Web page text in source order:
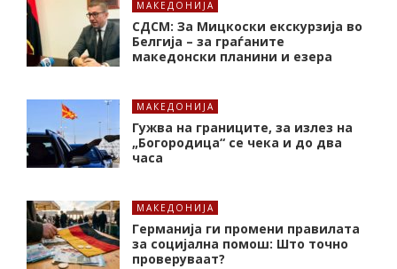
МАКЕДОНИЈА
СДСМ: За Мицкоски екскурзија во
Белгија – за граѓаните
македонски планини и езера
МАКЕДОНИЈА
Гужва на границите, за излез на
„Богородица“ се чека и до два
часа
МАКЕДОНИЈА
Германија ги промени правилата
за социјална помош: Што точно
проверуваат?